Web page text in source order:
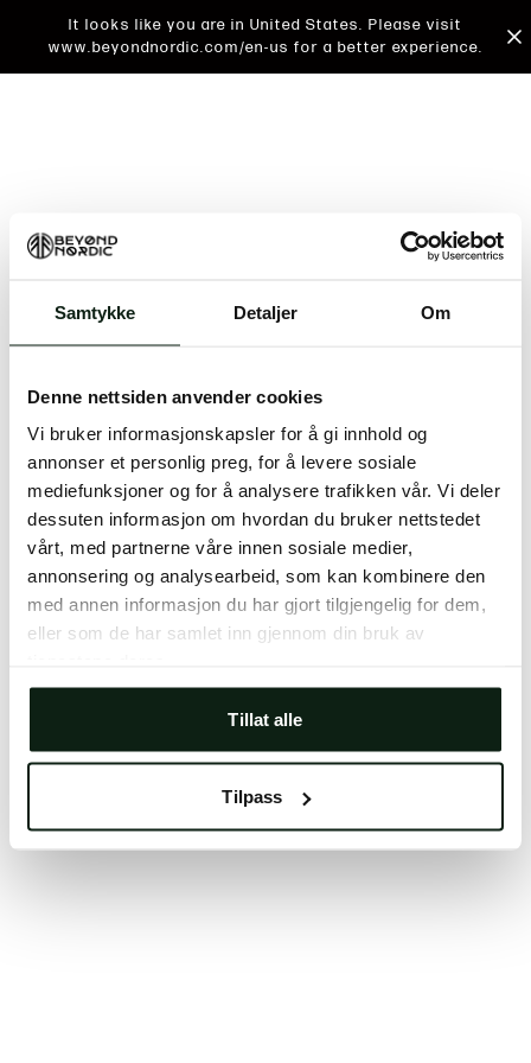
Samtykke Detaljer Om
Denne nettsiden anvender cookies
Vi bruker informasjonskapsler for å gi innhold og
annonser et personlig preg, for å levere sosiale
mediefunksjoner og for å analysere trafikken vår. Vi deler
dessuten informasjon om hvordan du bruker nettstedet
vårt, med partnerne våre innen sosiale medier,
annonsering og analysearbeid, som kan kombinere den
med annen informasjon du har gjort tilgjengelig for dem,
eller som de har samlet inn gjennom din bruk av
Tillat alle
Tilpass
It looks like you are in United States. Please visit
www.beyondnordic.com/en-us for a better experience.
An unknown error has occurred. An error report has
issue will be investigated.
Click the button below to refresh the website. If the
issue persists, either try waiting a moment or
reopening your browser.
Clearing your browser cache may also help in some
cases.
We apologize for the inconvenience.